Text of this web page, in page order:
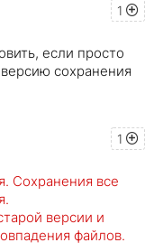
1
если просто
сохранения
1
Сохранения все
версии и
файлов.